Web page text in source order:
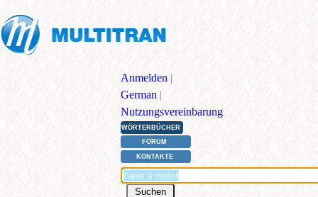
Anmelden |
German |
Nutzungsvereinbarung
WÖRTERBÜCHER
FORUM
KONTAKTE